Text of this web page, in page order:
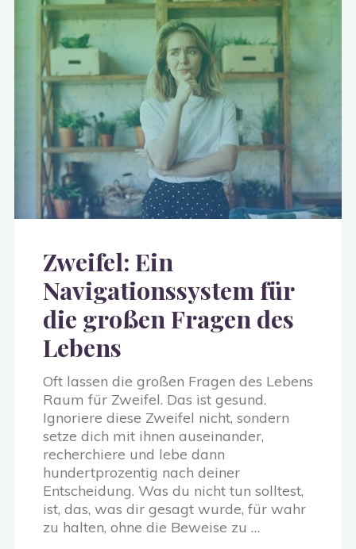
Zweifel: Ein
Navigationssystem für
die großen Fragen des
Lebens
Oft lassen die großen Fragen des Lebens
Raum für Zweifel. Das ist gesund.
Ignoriere diese Zweifel nicht, sondern
setze dich mit ihnen auseinander,
recherchiere und lebe dann
hundertprozentig nach deiner
Entscheidung. Was du nicht tun solltest,
ist, das, was dir gesagt wurde, für wahr
zu halten, ohne die Beweise zu …